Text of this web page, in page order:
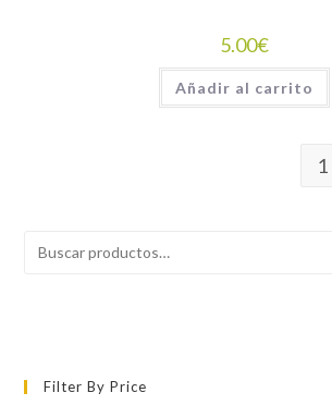
5.00€
Añadir al carrito
1
Filter By Price